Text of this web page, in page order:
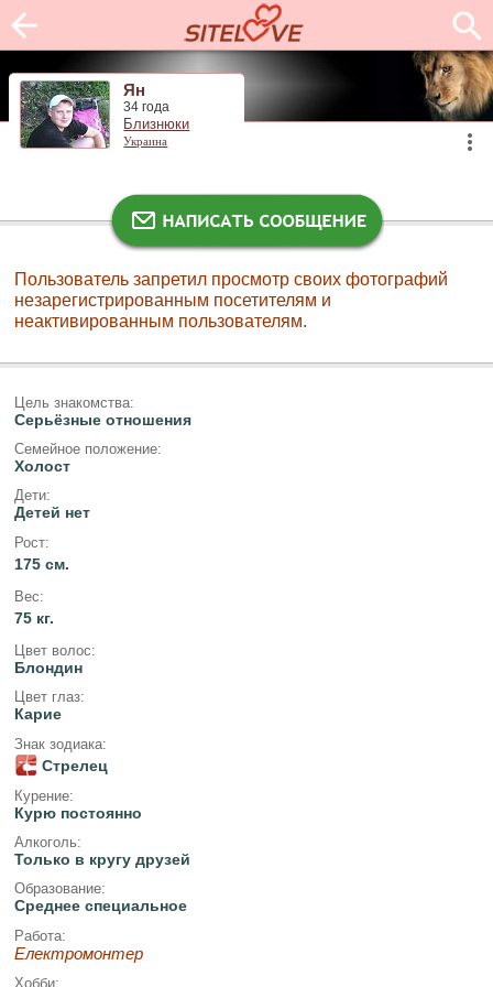
Ян
34 года
Близнюки
Украина
Пользователь запретил просмотр своих фотографий
незарегистрированным посетителям и
неактивированным пользователям.
Цель знакомства:
Серьёзные отношения
Семейное положение:
Холост
Дети:
Детей нет
Рост:
175 см.
Вес:
75 кг.
Цвет волос:
Блондин
Цвет глаз:
Карие
Знак зодиака:
Стрелец
Курение:
Курю постоянно
Алкоголь:
Только в кругу друзей
Образование:
Среднее специальное
Работа:
Електромонтер
Хобби: